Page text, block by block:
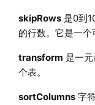
skipRows是0到
的行数。它是一个
transform 是一
个表。
sortColumns字